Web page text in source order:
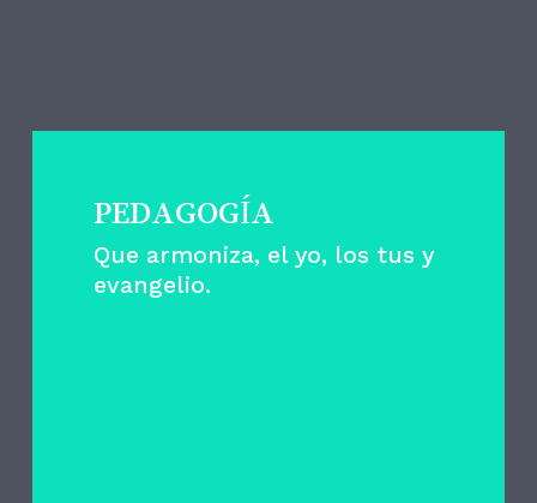
PEDAGOGÍA
Que armoniza, el yo, los tus y
evangelio.